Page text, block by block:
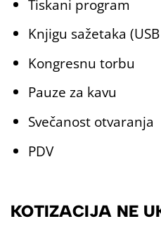
Tiskani program
Knjigu sažetaka
Kongresnu torbu
Pauze za kavu
Svečanost otvaranja
PDV
KOTIZACIJA NE